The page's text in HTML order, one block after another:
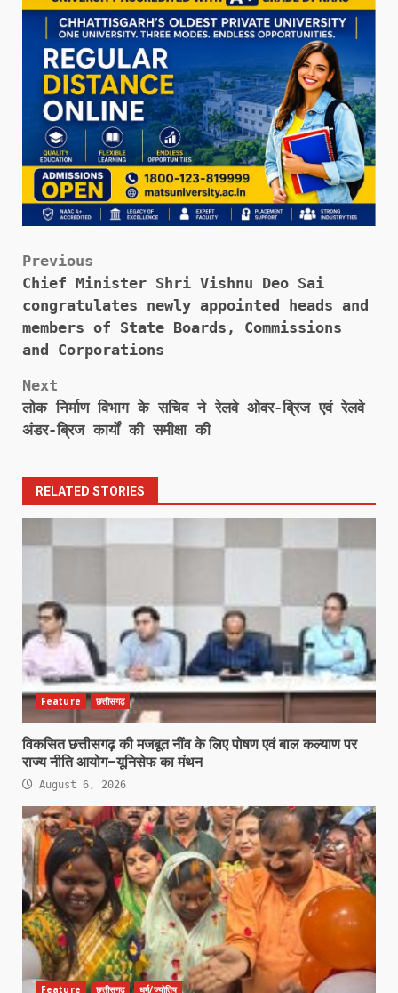
Post
navigation
Previous
Chief Minister Shri Vishnu Deo Sai
congratulates newly appointed heads and
members of State Boards, Commissions
and Corporations
Next
लोक निर्माण विभाग के सचिव ने रेलवे ओवर-ब्रिज एवं रेलवे
अंडर-ब्रिज कार्यों की समीक्षा की
RELATED STORIES
Feature छत्तीसगढ़
विकसित छत्तीसगढ़ की मजबूत नींव के लिए पोषण एवं बाल कल्याण पर
राज्य नीति आयोग–यूनिसेफ का मंथन
August 6, 2026
Feature छत्तीसगढ़ धर्म/ज्योतिष